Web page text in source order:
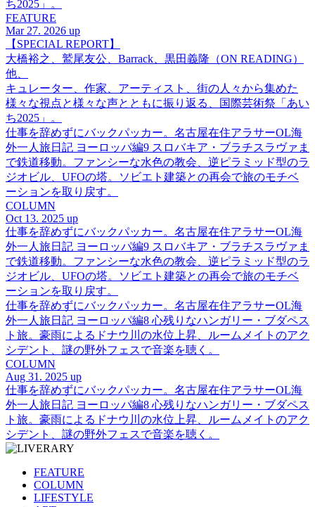
ち2025」。
FEATURE
Mar 27. 2026 up
【SPECIAL REPORT】
大橋裕之、鷲尾友公、Barrack、黒田義隆（ON READING）
他、
キュレーター、作家、アーティスト、街の人々から集めた
様々な視点と様々な声とともに振り返る、国際芸術祭「あい
ち2025」。
仕事を辞めずにバックパッカー。名古屋在住アラサーOL海
外一人旅日記 ヨーロッパ編9 スロバキア・ブラチスラヴァま
で鉄道移動。ファンシーな水色の教会、逆ピラミッド型のラ
ジオビル、UFOの塔。ソビエト建築との再会で旅のモチベ
ーションを取り戻す。
COLUMN
Oct 13. 2025 up
仕事を辞めずにバックパッカー。名古屋在住アラサーOL海
外一人旅日記 ヨーロッパ編9 スロバキア・ブラチスラヴァま
で鉄道移動。ファンシーな水色の教会、逆ピラミッド型のラ
ジオビル、UFOの塔。ソビエト建築との再会で旅のモチベ
ーションを取り戻す。
仕事を辞めずにバックパッカー。名古屋在住アラサーOL海
外一人旅日記 ヨーロッパ編8 心残りなハンガリー・ブダペス
ト旅。豪雨によるドナウ川の水位上昇、ルームメイトのアク
シデント、謎の野外フェスで音楽を聴く。
COLUMN
Aug 31. 2025 up
仕事を辞めずにバックパッカー。名古屋在住アラサーOL海
外一人旅日記 ヨーロッパ編8 心残りなハンガリー・ブダペス
ト旅。豪雨によるドナウ川の水位上昇、ルームメイトのアク
シデント、謎の野外フェスで音楽を聴く。
FEATURE
COLUMN
LIFESTYLE